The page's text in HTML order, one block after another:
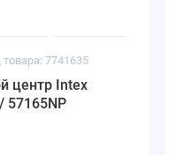
товара: 7741635
центр Intex
57165NP